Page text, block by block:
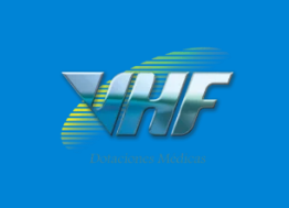
contenido